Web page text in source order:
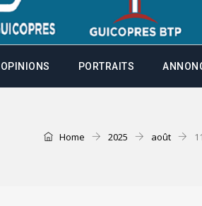
de
OPINIONS PORTRAITS
Home 2025 août